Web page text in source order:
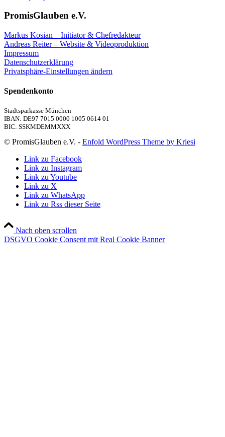
PromisGlauben e.V.
Markus Kosian – Initiator & Chefredakteur
Andreas Reiter – Website & Videoproduktion
Impressum
Datenschutzerklärung
Privatsphäre-Einstellungen ändern
Spendenkonto
Stadtsparkasse München
IBAN: DE97 7015 0000 1005 0614 01
BIC: SSKMDEMMXXX
© PromisGlauben e.V. - Enfold WordPress Theme by Kriesi
Link zu Facebook
Link zu Instagram
Link zu Youtube
Link zu X
Link zu WhatsApp
Link zu Rss dieser Seite
Nach oben scrollen
DSGVO Cookie Consent mit Real Cookie Banner